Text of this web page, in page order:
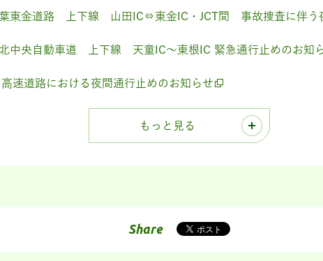
葉東金道路 上下線 山田IC⇔東金IC・JCT間 事故捜査に伴う
北中央自動車道 上下線 天童IC～東根IC 緊急通行止めのお知
速道路における夜間通行止めのお知らせ
もっと見る
Share